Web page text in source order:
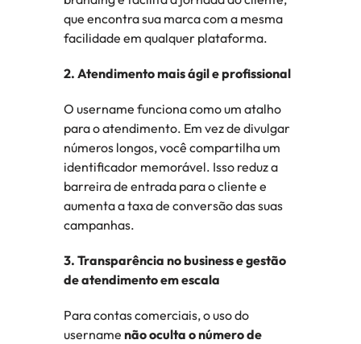
que encontra sua marca com a mesma
facilidade em qualquer plataforma.
2. Atendimento mais ágil e profissional
O username funciona como um atalho
para o atendimento. Em vez de divulgar
números longos, você compartilha um
identificador memorável. Isso reduz a
barreira de entrada para o cliente e
aumenta a taxa de conversão das suas
campanhas.
3. Transparência no business e gestão
de atendimento em escala
Para contas comerciais, o uso do
username não oculta o número de